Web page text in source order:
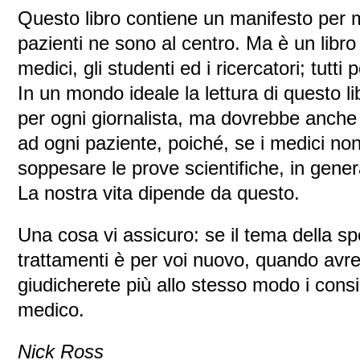
Questo libro contiene un manifesto per
pazienti ne sono al centro. Ma è un
medici, gli studenti ed i ricercatori; tutti
In un mondo ideale la lettura di questo
per ogni giornalista, ma dovrebbe
ad ogni paziente, poiché, se i medici
soppesare le prove scientifiche, in
La nostra vita dipende da questo.
Una cosa vi assicuro: se il tema della
trattamenti è per voi nuovo, quando
giudicherete più allo stesso modo i
medico.
Nick Ross